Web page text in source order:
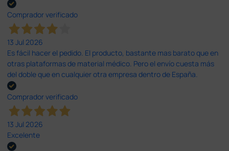
Comprador verificado
13 Jul 2026
Es fácil hacer el pedido. El producto, bastante mas barato que en
otras plataformas de material médico. Pero el envío cuesta más
del doble que en cualquier otra empresa dentro de España.
Comprador verificado
13 Jul 2026
Excelente